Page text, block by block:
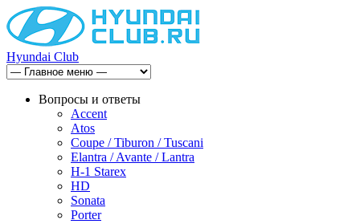
Hyundai Club
Вопросы и ответы
Accent
Atos
Coupe / Tiburon / Tuscani
Elantra / Avante / Lantra
H-1 Starex
HD
Sonata
Porter